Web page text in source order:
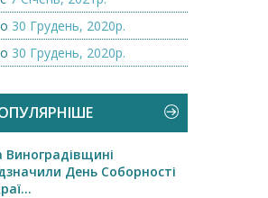
30 Грудень, 2020р.
30 Грудень, 2020р.
Виноградівщині
День Соборності